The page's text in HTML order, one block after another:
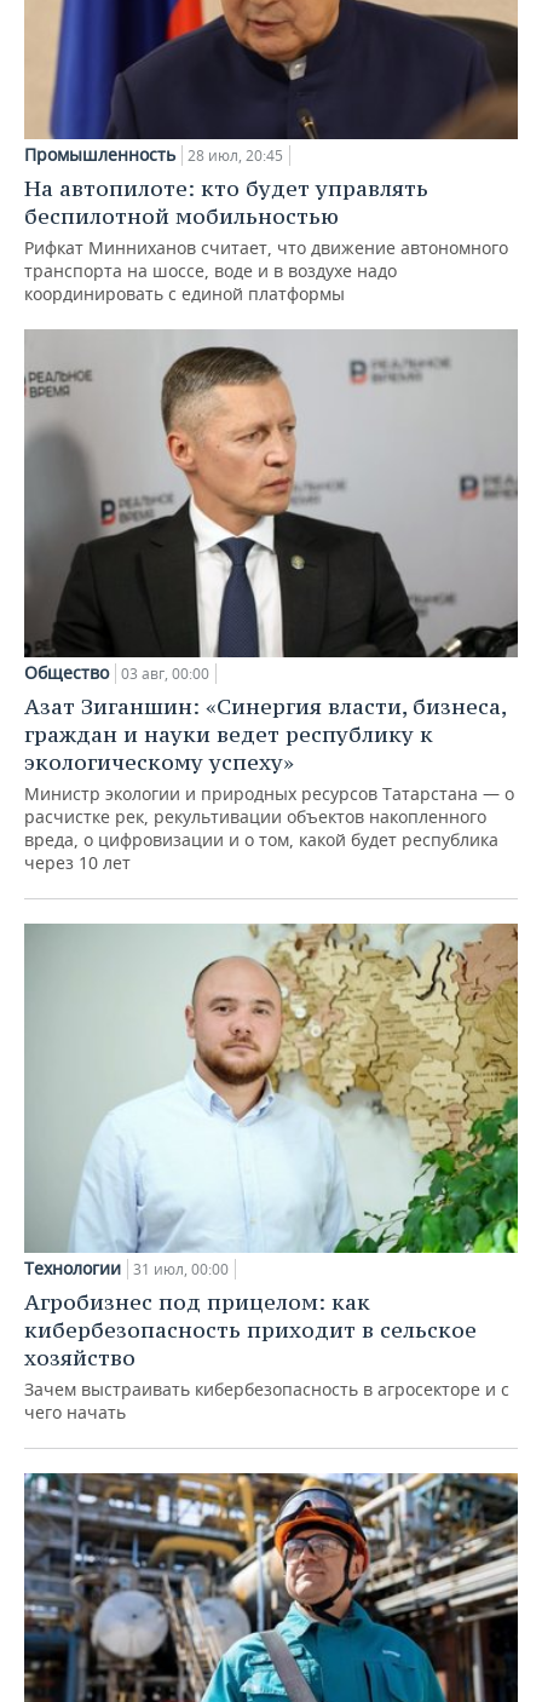
Промышленность 28 июл, 20:45
На автопилоте: кто будет управлять
беспилотной мобильностью
Рифкат Минниханов считает, что движение автономного
транспорта на шоссе, воде и в воздухе надо
координировать с единой платформы
Общество 03 авг, 00:00
Азат Зиганшин: «Синергия власти, бизнеса,
граждан и науки ведет республику к
экологическому успеху»
Министр экологии и природных ресурсов Татарстана — о
расчистке рек, рекультивации объектов накопленного
вреда, о цифровизации и о том, какой будет республика
через 10 лет
Технологии 31 июл, 00:00
Агробизнес под прицелом: как
кибербезопасность приходит в сельское
хозяйство
Зачем выстраивать кибербезопасность в агросекторе и с
чего начать